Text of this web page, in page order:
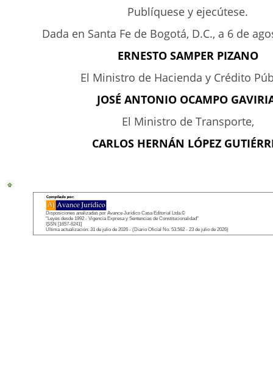
Publíquese y ejecútese.
Dada en Santa Fe de Bogotá, D.C., a 6 de
ERNESTO SAMPER PIZANO
El Ministro de Hacienda y Crédito
JOSÉ ANTONIO OCAMPO
El Ministro de Transporte,
CARLOS HERNÁN LÓPEZ
Disposiciones analizadas por Avance Jurídico Casa Editorial Ltda.©
"Leyes desde 1992 - Vigencia Expresa y Sentencias de Constitucionalidad"
ISSN [1657-6241]
Última actualización: 31 de julio de 2026 - (Diario Oficial No. 53.562 - 23 de julio de 2026)